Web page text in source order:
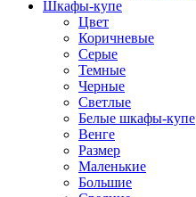
Шкафы-купе
Цвет
Коричневые
Серые
Темные
Черные
Светлые
Белые шкафы-купе
Венге
Размер
Маленькие
Большие